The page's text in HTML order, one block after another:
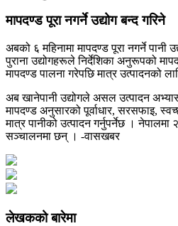
मापदण्ड पूरा नगर्ने उद्योग बन्द गरिने
अबको ६ महिनामा मापदण्ड पूरा नगर्ने पानी
पुराना उद्योगहरूले निर्देशिका अनुरूपको
मापदण्ड पालना गरेपछि मात्र उत्पादनको
अब खानेपानी उद्योगले असल उत्पादन
मापदण्ड अनुसारको पूर्वाधार, सरसफाइ,
मात्र पानीको उत्पादन गर्नुपर्नेछ । नेपालमा
सञ्चालनमा छन् । -वासखबर
लेखकको बारेमा